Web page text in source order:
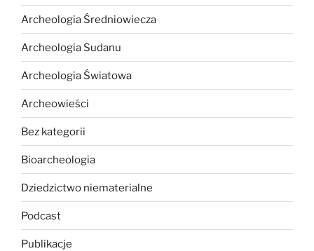
Archeologia Średniowiecza
Archeologia Sudanu
Archeologia Światowa
Archeowieści
Bez kategorii
Bioarcheologia
Dziedzictwo niematerialne
Podcast
Publikacje